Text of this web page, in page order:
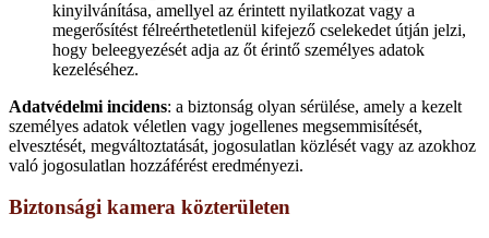
kinyilvánítása, amellyel az érintett nyilatkozat vagy a
megerősítést félreérthetetlenül kifejező cselekedet útján jelzi,
hogy beleegyezését adja az őt érintő személyes adatok
kezeléséhez.
Adatvédelmi incidens: a biztonság olyan sérülése, amely a kezelt
személyes adatok véletlen vagy jogellenes megsemmisítését,
elvesztését, megváltoztatását, jogosulatlan közlését vagy az azokhoz
való jogosulatlan hozzáférést eredményezi.
Biztonsági kamera közterületen